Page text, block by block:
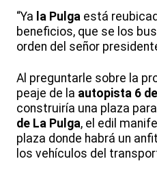
“Ya la Pulga está
beneficios, que se los
orden del señor
Al preguntarle sobre la
peaje de la autopista 6
construiría una plaza
de La Pulga, el edil
plaza donde habrá un
los vehículos del